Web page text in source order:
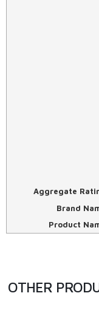
Aggregate
Brand
Product
OTHER